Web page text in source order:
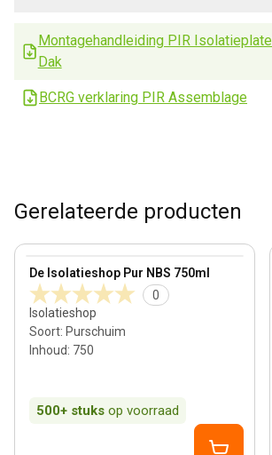
Montagehandleiding PIR
Dak
BCRG verklaring PIR Assemblage
Gerelateerde producten
De Isolatieshop Pur NBS 750ml
0
Isolatieshop
Soort: Purschuim
Inhoud: 750
500+ stuks op voorraad
View product